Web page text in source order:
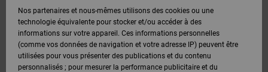
Nos partenaires et nous-mêmes utilisons des cookies ou une
technologie équivalente pour stocker et/ou accéder à des
informations sur votre appareil. Ces informations personnelles
(comme vos données de navigation et votre adresse IP) peuvent être
utilisées pour vous présenter des publications et du contenu
personnalisés ; pour mesurer la performance publicitaire et du